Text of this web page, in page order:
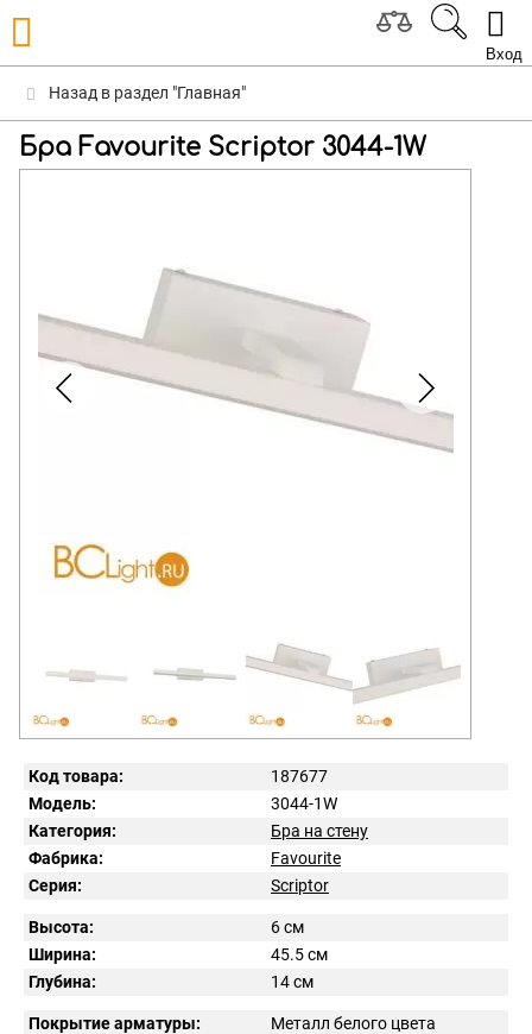
Вход
Назад в раздел "Главная"
Бра Favourite Scriptor 3044-1W
Код товара:
187677
Модель:
3044-1W
Категория:
Бра на стену
Фабрика:
Favourite
Серия:
Scriptor
Высота:
6 см
Ширина:
45.5 см
Глубина:
14 см
Покрытие арматуры:
Металл белого цвета